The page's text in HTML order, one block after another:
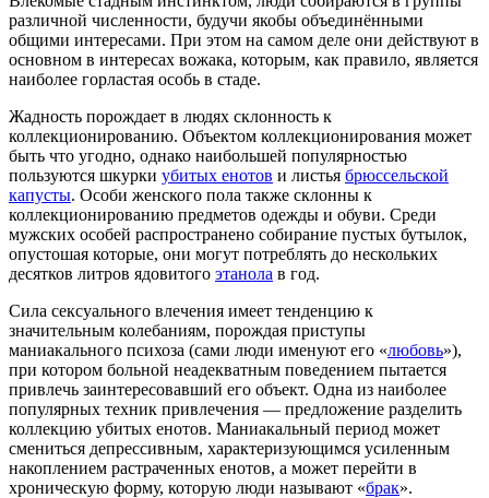
различной численности, будучи якобы объединёнными
общими интересами. При этом на самом деле они действуют в
основном в интересах вожака, которым, как правило, является
наиболее горластая особь в стаде.
Жадность порождает в людях склонность к
коллекционированию. Объектом коллекционирования может
быть что угодно, однако наибольшей популярностью
пользуются шкурки убитых енотов и листья брюссельской
капусты. Особи женского пола также склонны к
коллекционированию предметов одежды и обуви. Среди
мужских особей распространено собирание пустых бутылок,
опустошая которые, они могут потреблять до нескольких
десятков литров ядовитого этанола в год.
Сила сексуального влечения имеет тенденцию к
значительным колебаниям, порождая приступы
маниакального психоза (сами люди именуют его «любовь»),
при котором больной неадекватным поведением пытается
привлечь заинтересовавший его объект. Одна из наиболее
популярных техник привлечения — предложение разделить
коллекцию убитых енотов. Маниакальный период может
смениться депрессивным, характеризующимся усиленным
накоплением растраченных енотов, а может перейти в
хроническую форму, которую люди называют «брак».